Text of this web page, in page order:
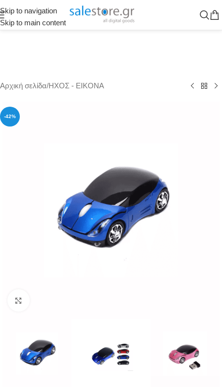
Skip to navigation
Skip to main content
Αρχική σελίδα/ΗΧΟΣ - ΕΙΚΟΝΑ
-42%